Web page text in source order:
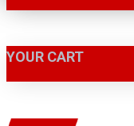
YOUR CART